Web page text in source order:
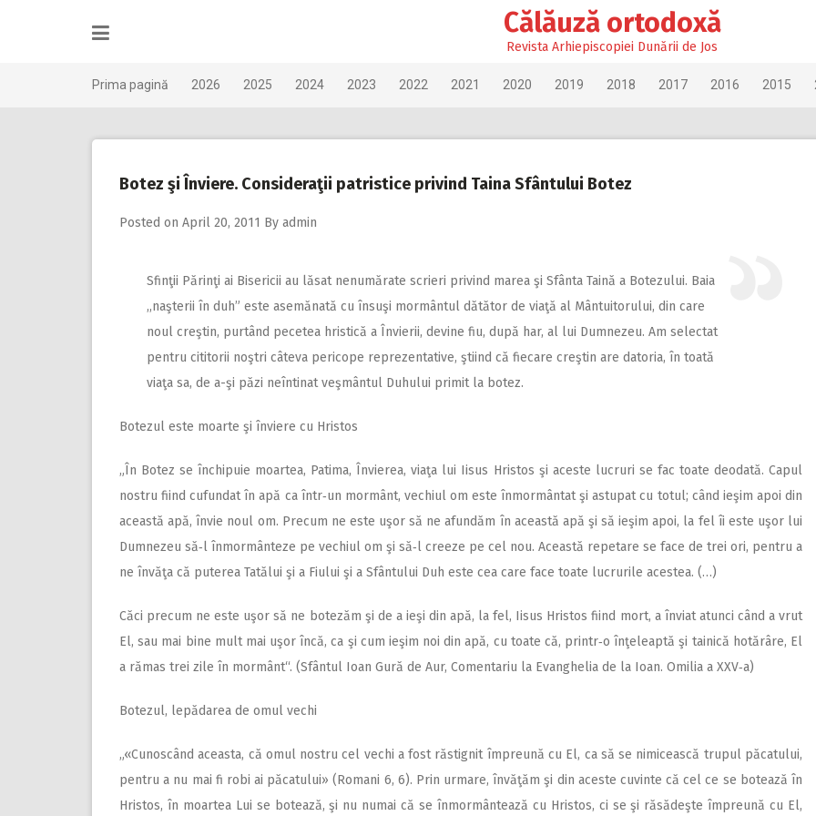
Călăuză ortodoxă
Revista Arhiepiscopiei Dunării de Jos
Prima pagină 2026 2025 2024 2023 2022 2021 2020 2019 2018 2017 2016 2015
Botez şi Înviere. Consideraţii patristice privind Taina Sfântului Botez
Posted on April 20, 2011 By admin
Sfinţii Părinţi ai Bisericii au lăsat nenumărate scrieri privind marea şi Sfânta Taină a Botezului. Baia
,,naşterii în duh” este asemănată cu însuşi mormântul dătător de viaţă al Mântuitorului, din care
noul creştin, purtând pecetea hristică a Învierii, devine fiu, după har, al lui Dumnezeu. Am selectat
pentru cititorii noştri câteva pericope reprezentative, ştiind că fiecare creştin are datoria, în toată
viaţa sa, de a-şi păzi neîntinat veşmântul Duhului primit la botez.
Botezul este moarte şi înviere cu Hristos
„În Botez se închipuie moartea, Patima, Învierea, viaţa lui Iisus Hristos şi aceste lucruri se fac toate deodată. Capul
nostru fiind cufundat în apă ca într‑un mormânt, vechiul om este înmormântat şi astupat cu totul; când ieşim apoi din
această apă, învie noul om. Precum ne este uşor să ne afundăm în această apă şi să ieşim apoi, la fel îi este uşor lui
Dumnezeu să‑l înmormânteze pe vechiul om şi să‑l creeze pe cel nou. Această repetare se face de trei ori, pentru a
ne învăţa că puterea Tatălui şi a Fiului şi a Sfântului Duh este cea care face toate lucrurile acestea. (…)
Căci precum ne este uşor să ne botezăm şi de a ieşi din apă, la fel, Iisus Hristos fiind mort, a înviat atunci când a vrut
El, sau mai bine mult mai uşor încă, ca şi cum ieşim noi din apă, cu toate că, printr‑o înţeleaptă şi tainică hotărâre, El
a rămas trei zile în mormânt“. (Sfântul Ioan Gură de Aur, Comentariu la Evanghelia de la Ioan. Omilia a XXV‑a)
Botezul, lepădarea de omul vechi
„«Cunoscând aceasta, că omul nostru cel vechi a fost răstignit împreună cu El, ca să se nimicească trupul păcatului,
pentru a nu mai fi robi ai păcatului» (Romani 6, 6). Prin urmare, învăţăm şi din aceste cuvinte că cel ce se botează în
Hristos, în moartea Lui se botează, şi nu numai că se înmormântează cu Hristos, ci se şi răsădeşte împreună cu El,